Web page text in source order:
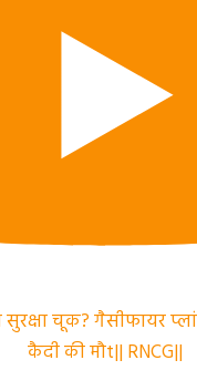
चूक? गैसीफायर
कैदी की मौt|| RNCG||